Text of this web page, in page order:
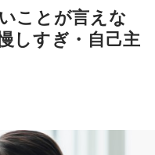
。
これ描いて死ね」のエ
り切って仕事に就いて
す。私生活は充実してお
事は辞められません。
る、幸せになるぞとい
けないでしょうか？
ことが言えな
しすぎ・自己主